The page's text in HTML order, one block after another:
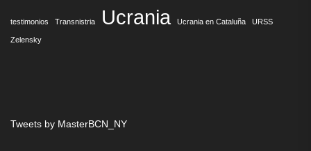
testimonios Transnistria Ucrania Ucrania en Cataluña URSS
Zelensky
Tweets by MasterBCN_NY